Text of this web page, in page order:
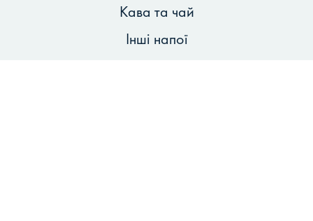
Кава та чай
Інші напої